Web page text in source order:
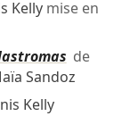
Kellymise en
de
Sandoz
Kelly